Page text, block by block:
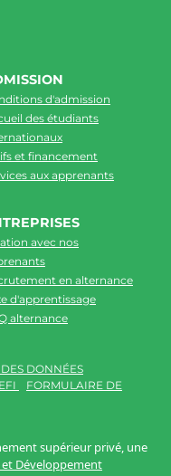
d'admission
des étudiants
et financement
aux apprenants
avec nos
en alternance
d'apprentissage
alternance
DONNÉES
FORMULAIRE DE